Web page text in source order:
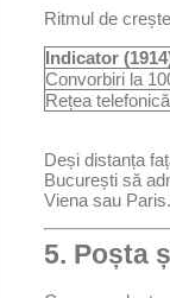
Ritmul de
Indicator
Convorbiri la
Rețea
Deși distanța
București să
Viena sau Paris.
5. Poșta